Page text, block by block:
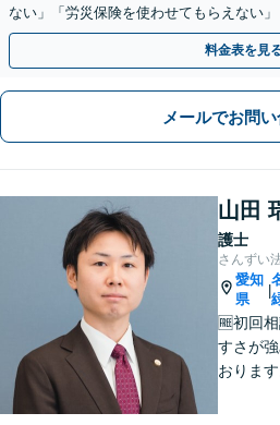
ない」「労災保険を使わせてもらえない
い。損害賠償請求したい」など労働問題
料金表を見
メールでお問
山田
護士
さんずい
愛知
県
|
🆓初回
すさが
おりま